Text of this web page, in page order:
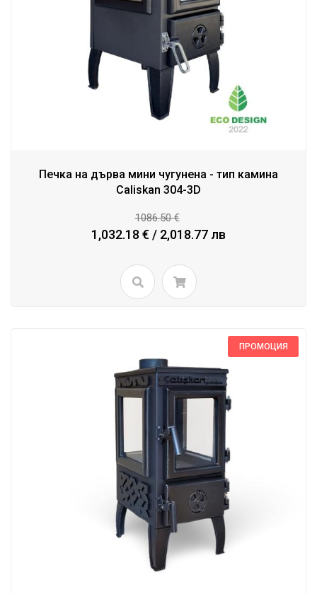
Печка на дърва мини чугунена - тип камина
Caliskan 304-3D
1086.50 €
1,032.18 € / 2,018.77 лв
ПРОМОЦИЯ